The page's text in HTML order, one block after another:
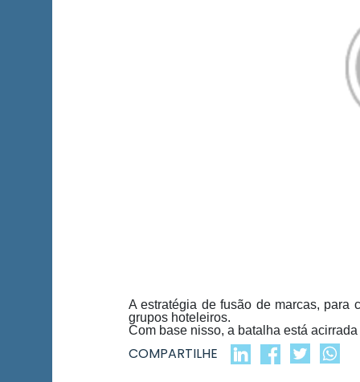
A estratégia de fusão de marcas, para
grupos hoteleiros.
Com base nisso, a batalha está
COMPARTILHE